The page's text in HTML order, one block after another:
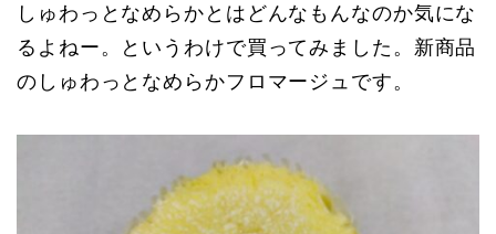
しゅわっとなめらかとはどんなもんなのか気にな
るよねー。というわけで買ってみました。新商品
のしゅわっとなめらかフロマージュです。